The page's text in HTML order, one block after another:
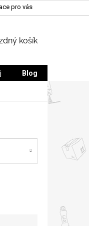
pro vás
košík
Blog